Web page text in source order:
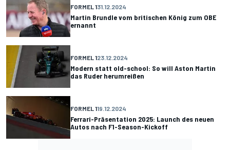
FORMEL 131.12.2024
Martin Brundle vom britischen König zum OBE
ernannt
FORMEL 123.12.2024
Modern statt old-school: So will Aston Martin
das Ruder herumreißen
FORMEL 119.12.2024
Ferrari-Präsentation 2025: Launch des neuen
Autos nach F1-Season-Kickoff